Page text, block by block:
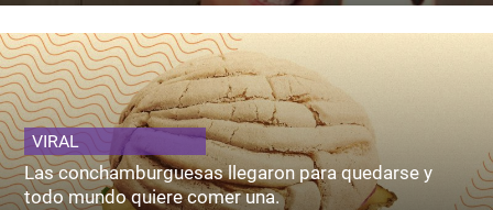
VIRAL
Las conchamburguesas llegaron para quedarse y
todo mundo quiere comer una.